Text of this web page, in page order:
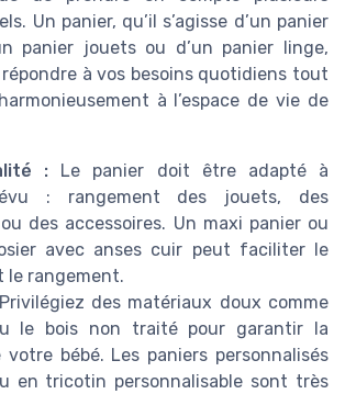
Un panier, qu’il s’agisse d’un panier
panier jouets ou d’un panier linge,
à vos besoins quotidiens tout
à l’espace de vie de
: Le panier doit être adapté à
: rangement des jouets, des
des accessoires. Un maxi panier ou
avec anses cuir peut faciliter le
le rangement.
Privilégiez des matériaux doux comme
le bois non traité pour garantir la
bébé. Les paniers personnalisés
en tricotin personnalisable sont très